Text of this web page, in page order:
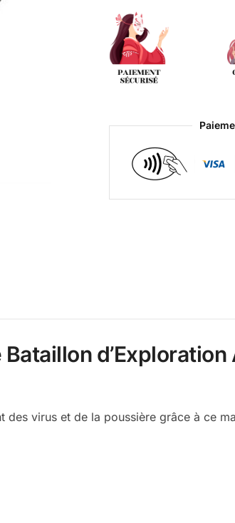
virus et de la poussière grâce à ce